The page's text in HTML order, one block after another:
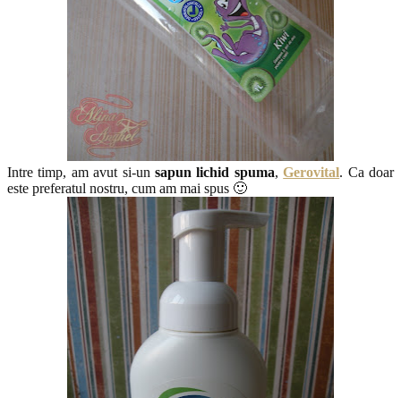
Intre timp, am avut si-un sapun lichid spuma,Gerovital. Ca doar
este preferatul nostru, cum am mai spus 🙂